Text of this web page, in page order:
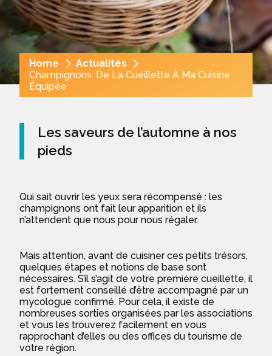
Fil
d'Ariane
Home
Actualités
Champignons. De La Cueillette À Ma Cuisine
Équipée
Les saveurs de l’automne à nos
pieds
Qui sait ouvrir les yeux sera récompensé : les
champignons ont fait leur apparition et ils
n’attendent que nous pour nous régaler.
Mais attention, avant de cuisiner ces petits trésors,
quelques étapes et notions de base sont
nécessaires. S’il s’agit de votre première cueillette, il
est fortement conseillé d’être accompagné par un
mycologue confirmé. Pour cela, il existe de
nombreuses sorties organisées par les associations
et vous les trouverez facilement en vous
rapprochant d’elles ou des offices du tourisme de
votre région.